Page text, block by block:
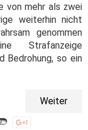
von mehr als zwei
weiterhin nicht
genommen
Strafanzeige
Bedrohung, so ein
Weiter